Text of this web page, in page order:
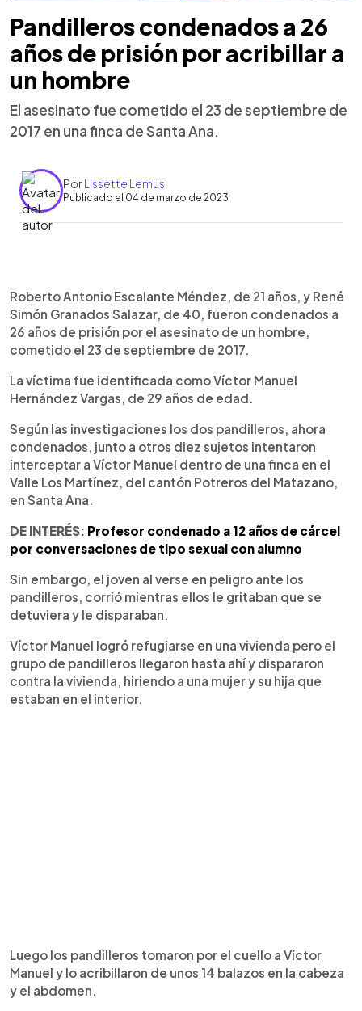
Pandilleros condenados a 26
años de prisión por acribillar a
un hombre
El asesinato fue cometido el 23 de septiembre de
2017 en una finca de Santa Ana.
PorLissette Lemus
Publicado el 04 de marzo de 2023
Escuchar artículo
Roberto Antonio Escalante Méndez, de 21 años, y René
Simón Granados Salazar, de 40, fueron condenados a
26 años de prisión por el asesinato de un hombre,
cometido el 23 de septiembre de 2017.
La víctima fue identificada como Víctor Manuel
Hernández Vargas, de 29 años de edad.
Según las investigaciones los dos pandilleros, ahora
condenados, junto a otros diez sujetos intentaron
interceptar a Víctor Manuel dentro de una finca en el
Valle Los Martínez, del cantón Potreros del Matazano,
en Santa Ana.
DE INTERÉS: Profesor condenado a 12 años de cárcel
por conversaciones de tipo sexual con alumno
Sin embargo, el joven al verse en peligro ante los
pandilleros, corrió mientras ellos le gritaban que se
detuviera y le disparaban.
Víctor Manuel logró refugiarse en una vivienda pero el
grupo de pandilleros llegaron hasta ahí y dispararon
contra la vivienda, hiriendo a una mujer y su hija que
estaban en el interior.
Luego los pandilleros tomaron por el cuello a Víctor
Manuel y lo acribillaron de unos 14 balazos en la cabeza
y el abdomen.